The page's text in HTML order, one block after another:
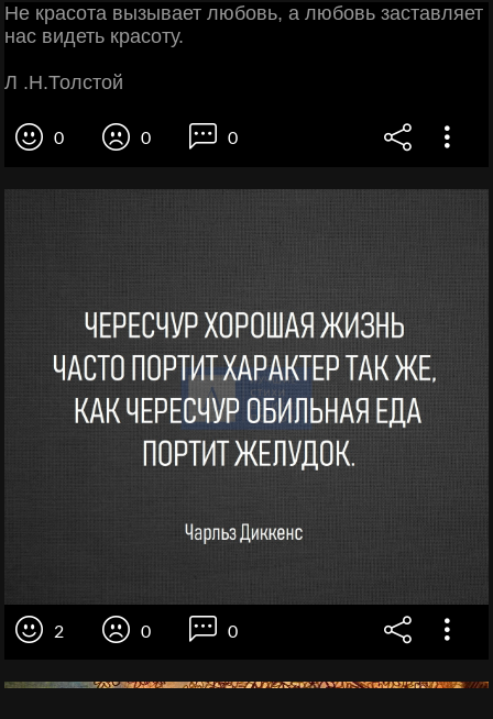
Не красота вызывает любовь, а любовь заставляет
нас видеть красоту.
Л .Н.Толстой
0 0 0
2 0 0